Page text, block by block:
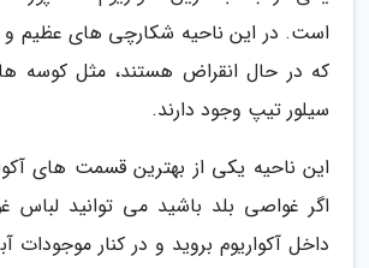
است. در این ناحیه شکارچی های عظیم و
که در حال انقراض هستند، مثل
سیلور تیپ وجود دارند.
این ناحیه یکی از بهترین قسمت های
اگر غواصی بلد باشید می توانید لباس
داخل آکواریوم بروید و در کنار موجودات